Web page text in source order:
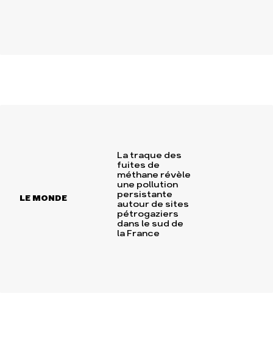
LE MONDE
La traque des
fuites de
méthane révèle
une pollution
persistante
autour de sites
pétrogaziers
dans le sud de
la France